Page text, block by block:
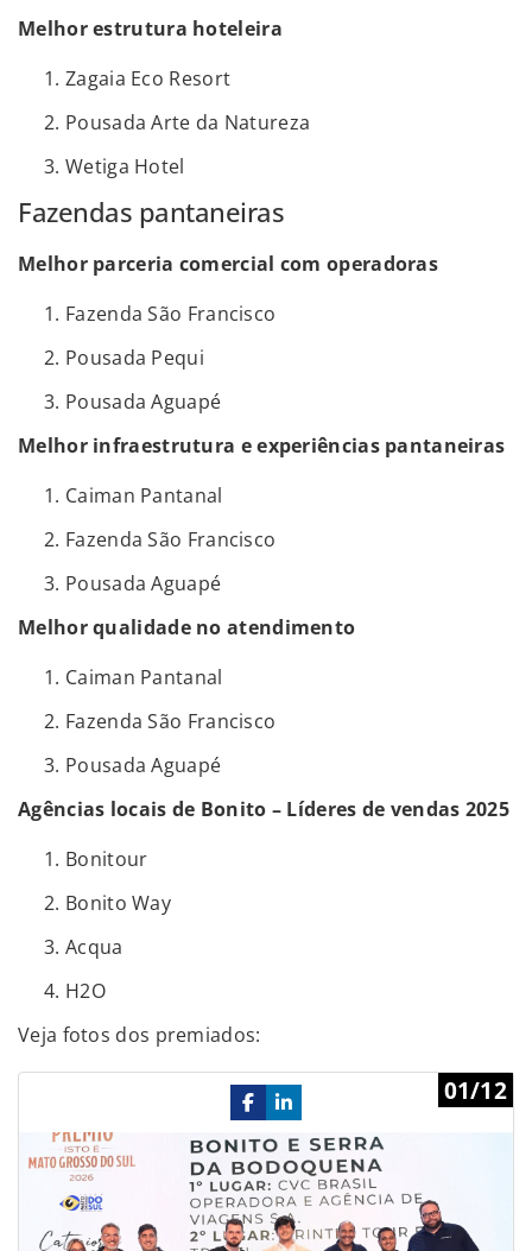
Melhor estrutura hoteleira
Zagaia Eco Resort
Pousada Arte da Natureza
Wetiga Hotel
Fazendas pantaneiras
Melhor parceria comercial com operadoras
Fazenda São Francisco
Pousada Pequi
Pousada Aguapé
Melhor infraestrutura e experiências pantaneiras
Caiman Pantanal
Fazenda São Francisco
Pousada Aguapé
Melhor qualidade no atendimento
Caiman Pantanal
Fazenda São Francisco
Pousada Aguapé
Agências locais de Bonito – Líderes de vendas 2025
Bonitour
Bonito Way
Acqua
H2O
Veja fotos dos premiados:
01/12
Previous